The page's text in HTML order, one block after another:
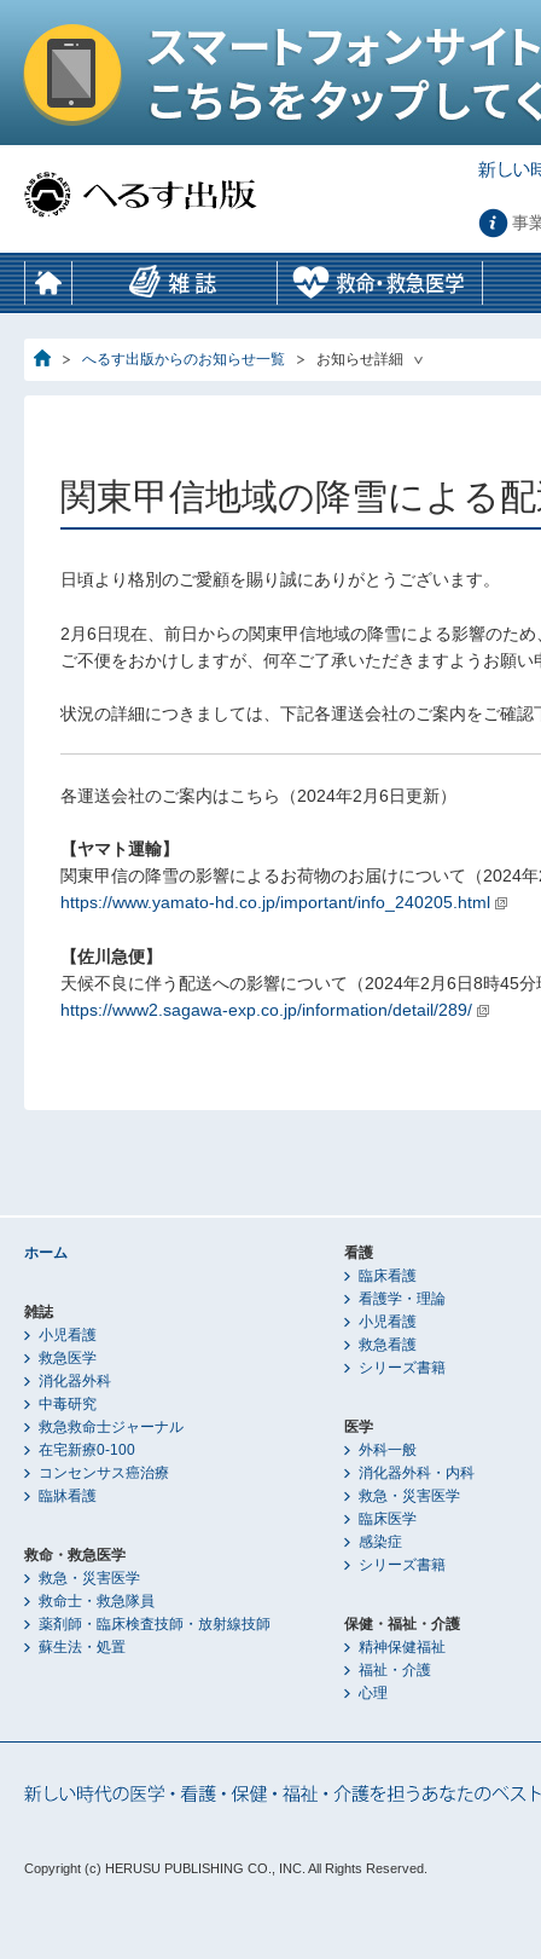
事
へるす出版からのお知らせ一覧 お知らせ詳細
関東甲信地域の降雪による
日頃より格別のご愛顧を賜り誠にありがとうございます。
2月6日現在、前日からの関東甲信地域の降雪による影響のた
ご不便をおかけしますが、何卒ご了承いただきますようお願い
状況の詳細につきましては、下記各運送会社のご案内をご確認
各運送会社のご案内はこちら（2024年2月6日更新）
【ヤマト運輸】
関東甲信の降雪の影響によるお荷物のお届けについて（2024
https://www.yamato-hd.co.jp/important/info_240205.html
【佐川急便】
天候不良に伴う配送への影響について（2024年2月6日8時45分
https://www2.sagawa-exp.co.jp/information/detail/289/
ホーム
雑誌
小児看護
救急医学
消化器外科
中毒研究
救急救命士ジャーナル
在宅新療0-100
コンセンサス癌治療
臨牀看護
救命・救急医学
救急・災害医学
救命士・救急隊員
薬剤師・臨床検査技師・放射線技師
蘇生法・処置
看護
臨床看護
看護学・理論
小児看護
救急看護
シリーズ書籍
医学
外科一般
消化器外科・内科
救急・災害医学
臨床医学
感染症
シリーズ書籍
保健・福祉・介護
精神保健福祉
福祉・介護
心理
Copyright (c) HERUSU PUBLISHING CO., INC. All Rights Reserved.